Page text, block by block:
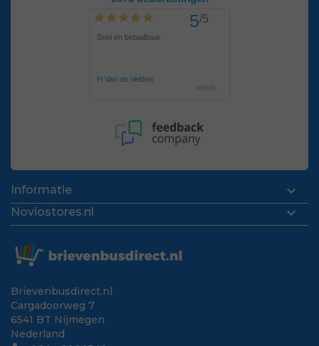
Informatie 
Noviostores.nl 
Brievenbusdirect.nl
Cargadoorweg 7
6541 BT Nijmegen
Nederland